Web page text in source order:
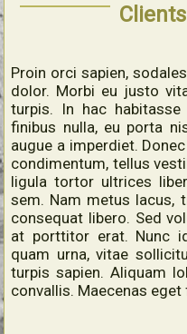
Proin orci sapien,
dolor. Morbi eu justo
turpis. In hac
finibus nulla, eu porta
augue a imperdiet.
condimentum, tellus
ligula tortor ultrices
sem. Nam metus lacus,
consequat libero. Sed
at porttitor erat. Nunc
quam urna, vitae
turpis sapien. Aliquam
convallis. Maecenas